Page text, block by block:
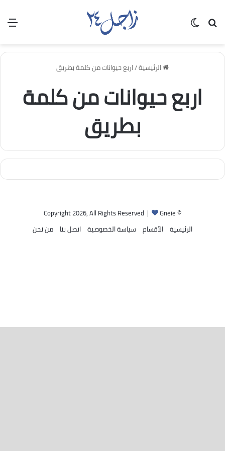
بحث عن
الرئيسية/اربع حيوانات من كلمة بطريق
اربع حيوانات من كلمة
بطريق
© Copyright 2026, All Rights Reserved |
Gneie
الرئيسية الأقسام سياسة الخصوصية اتصل بنا من نحن